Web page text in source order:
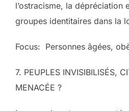
l’ostracisme, la dépréciation
groupes identitaires dans la
Focus: Personnes âgées,
7. PEUPLES INVISIBILISÉS,
MENACÉE ?